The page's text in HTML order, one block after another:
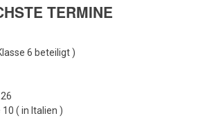
TERMINE
6 beteiligt )
( in Italien )